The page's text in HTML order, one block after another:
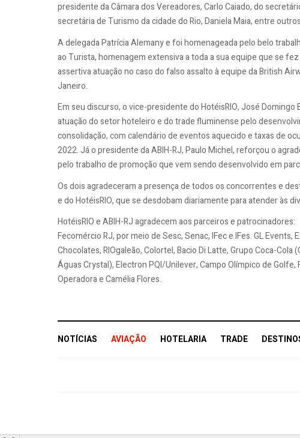
presidente da Câmara dos Vereadores, Carlo Caiado, do
secretária de Turismo da cidade do Rio, Daniela Maia, entre
A delegada Patrícia Alemany e foi homenageada pelo belo
ao Turista, homenagem extensiva a toda a sua equipe que se
assertiva atuação no caso do falso assalto à equipe da British
Janeiro.
Em seu discurso, o vice-presidente do HotéisRIO, José
atuação do setor hoteleiro e do trade fluminense pelo
consolidação, com calendário de eventos aquecido e taxas de
2022. Já o presidente da ABIH-RJ, Paulo Michel, reforçou o
pelo trabalho de promoção que vem sendo desenvolvido em
Os dois agradeceram a presença de todos os concorrentes e
e do HotéisRIO, que se desdobam diariamente para atender às
HotéisRIO e ABIH-RJ agradecem aos parceiros e patrocinadores:
Fecomércio RJ, por meio de Sesc, Senac, IFec e IFes. GL
Chocolates, RIOgaleão, Colortel, Bacio Di Latte, Grupo Coca-
Águas Crystal), Electron PQI/Unilever, Campo Olímpico de Golfe,
Operadora e Camélia Flores.
NOTÍCIAS AVIAÇÃO HOTELARIA TRADE